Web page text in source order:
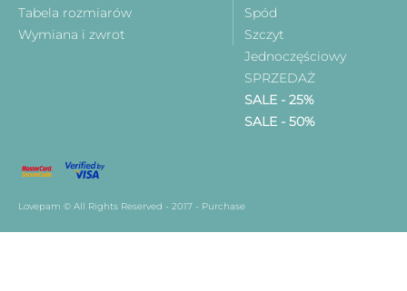
Tabela rozmiarów
Wymiana i zwrot
Spód
Szczyt
Jednoczęściowy
SPRZEDAŻ
SALE - 25%
SALE - 50%
Lovepam © All Rights Reserved - 2017 - Purchase